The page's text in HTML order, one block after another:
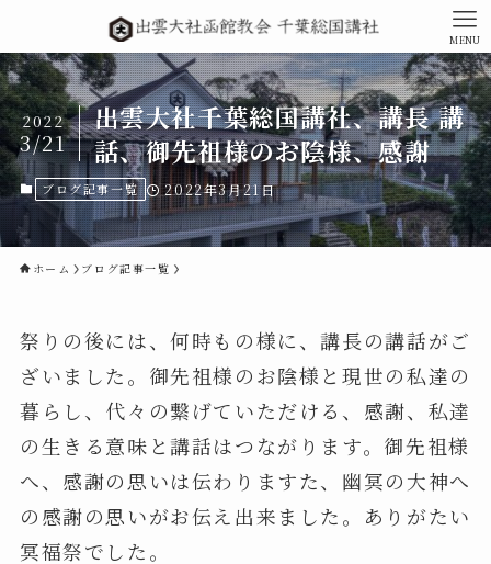
MENU
出雲大社千葉総国講社、講長 講
話、御先祖様のお陰様、感謝
2022
3/21
ブログ記事一覧 2022年3月21日
ホーム ブログ記事一覧
祭りの後には、何時もの様に、講長の講話がご
ざいました。御先祖様のお陰様と現世の私達の
暮らし、代々の繋げていただける、感謝、私達
の生きる意味と講話はつながります。御先祖様
へ、感謝の思いは伝わりますた、幽冥の大神へ
の感謝の思いがお伝え出来ました。ありがたい
冥福祭でした。